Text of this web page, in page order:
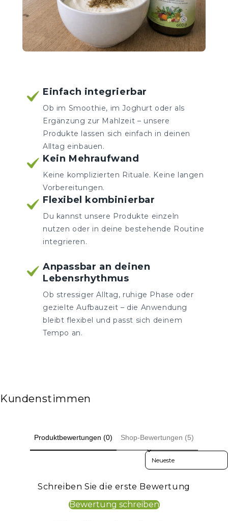
Einfach integrierbar
Ob im Smoothie, im Joghurt oder als
Ergänzung zur Mahlzeit – unsere
Produkte lassen sich einfach in deinen
Alltag einbauen.
Kein Mehraufwand
Keine komplizierten Rituale. Keine langen
Vorbereitungen.
Flexibel kombinierbar
Du kannst unsere Produkte einzeln
nutzen oder in deine bestehende Routine
integrieren.
Anpassbar an deinen
Lebensrhythmus
Ob stressiger Alltag, ruhige Phase oder
gezielte Aufbauzeit – die Anwendung
bleibt flexibel und passt sich deinem
Tempo an.
Kundenstimmen
Produktbewertungen (0) Shop-Bewertungen (5)
Sort reviews by
Schreiben Sie die erste Bewertung
Bewertung schreiben